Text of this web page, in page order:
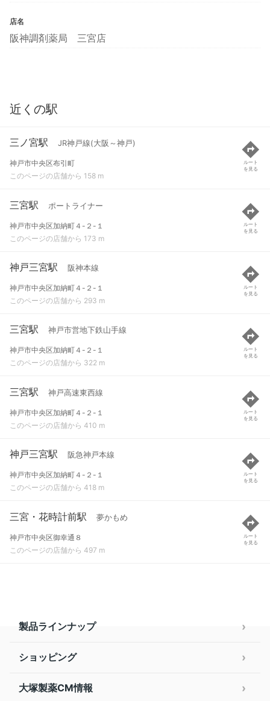
店名
阪神調剤薬局 三宮店
近くの駅
三ノ宮駅 JR神戸線(大阪～神戸)
神戸市中央区布引町
このページの店舗から 158 m
ルート
を見る
三宮駅 ポートライナー
神戸市中央区加納町４-２-１
このページの店舗から 173 m
ルート
を見る
神戸三宮駅 阪神本線
神戸市中央区加納町４-２-１
このページの店舗から 293 m
ルート
を見る
三宮駅 神戸市営地下鉄山手線
神戸市中央区加納町４-２-１
このページの店舗から 322 m
ルート
を見る
三宮駅 神戸高速東西線
神戸市中央区加納町４-２-１
このページの店舗から 410 m
ルート
を見る
神戸三宮駅 阪急神戸本線
神戸市中央区加納町４-２-１
このページの店舗から 418 m
ルート
を見る
三宮・花時計前駅 夢かもめ
神戸市中央区御幸通８
このページの店舗から 497 m
ルート
を見る
製品ラインナップ
ショッピング
大塚製薬CM情報